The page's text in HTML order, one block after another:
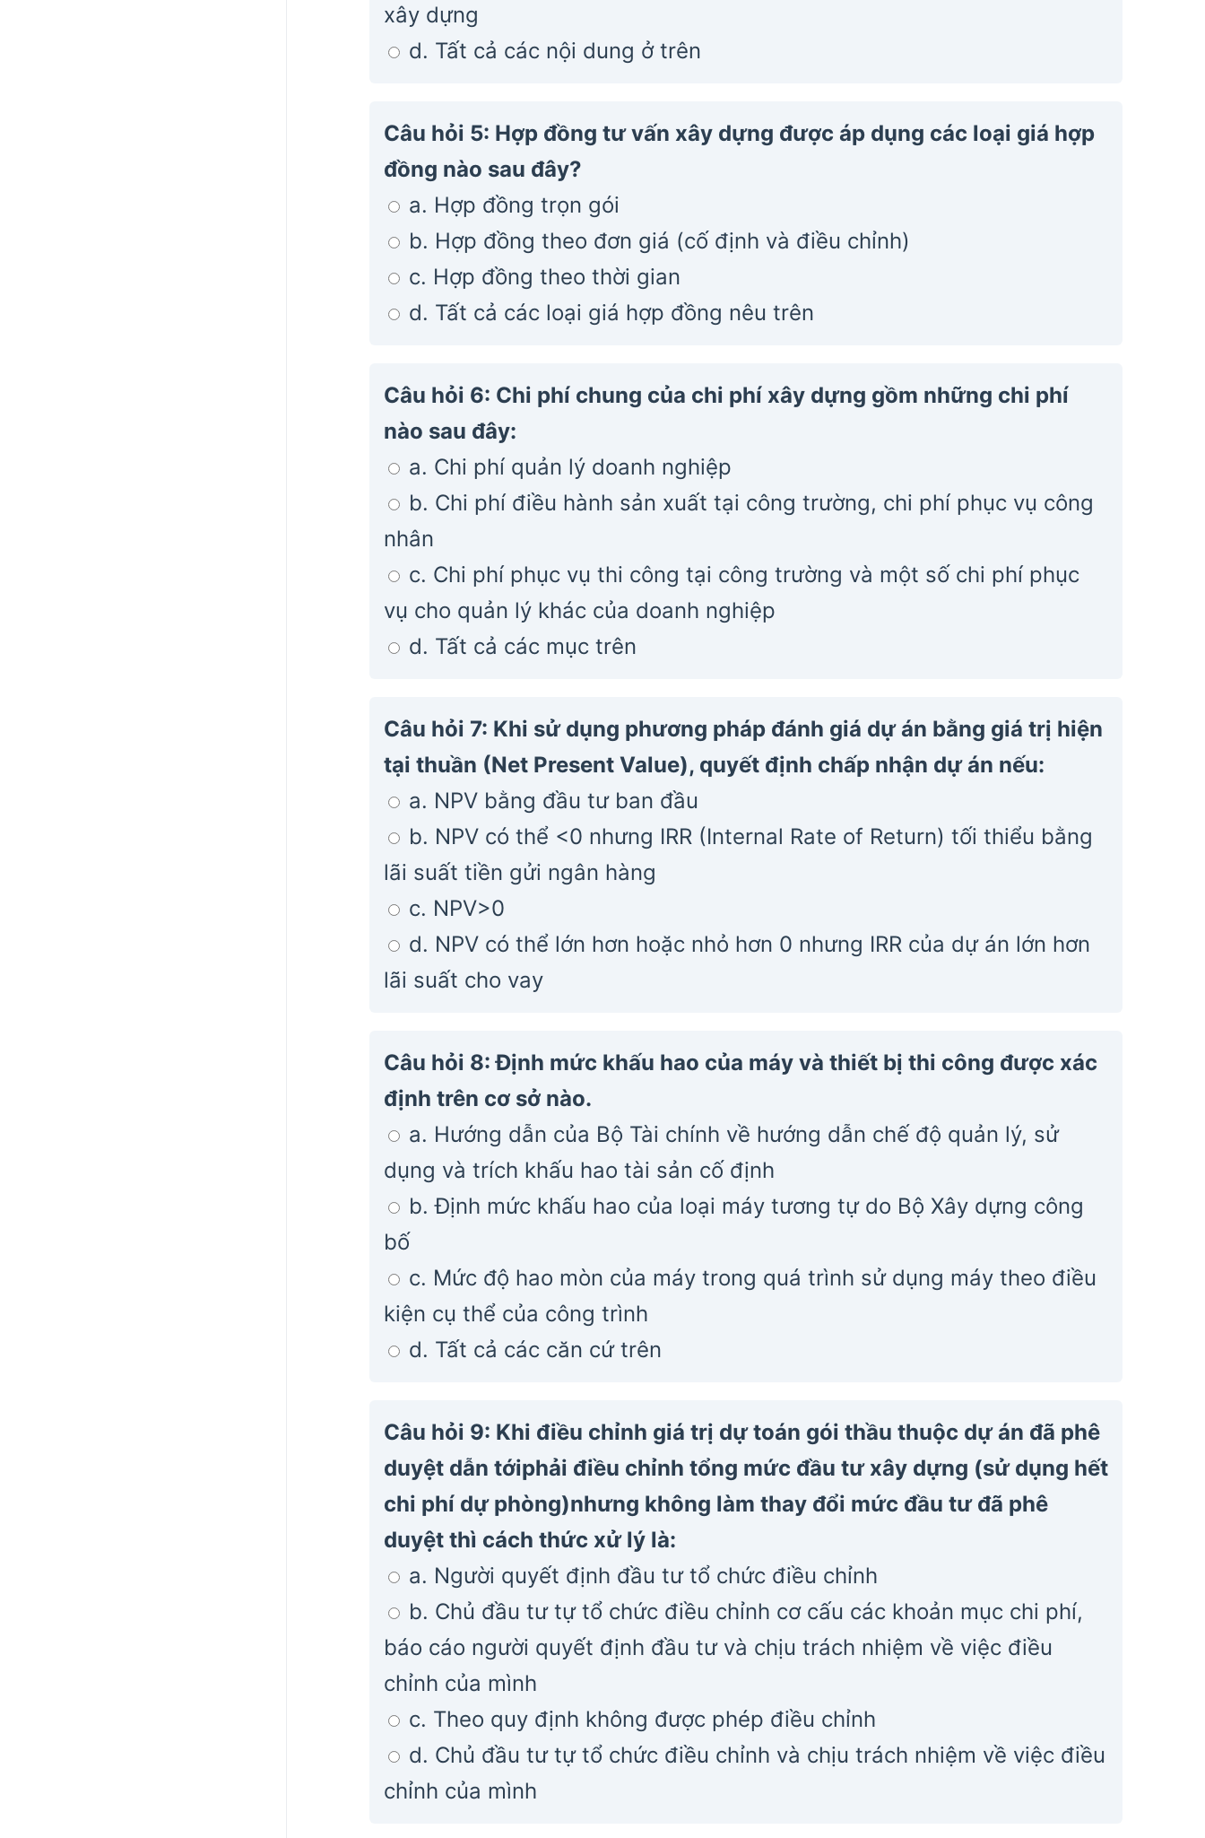
xây dựng
d. Tất cả các nội dung ở trên
Câu hỏi 5: Hợp đồng tư vấn xây dựng được áp dụng các loại giá hợp
đồng nào sau đây?
a. Hợp đồng trọn gói
b. Hợp đồng theo đơn giá (cố định và điều chỉnh)
c. Hợp đồng theo thời gian
d. Tất cả các loại giá hợp đồng nêu trên
Câu hỏi 6: Chi phí chung của chi phí xây dựng gồm những chi phí
nào sau đây:
a. Chi phí quản lý doanh nghiệp
b. Chi phí điều hành sản xuất tại công trường, chi phí phục vụ công
nhân
c. Chi phí phục vụ thi công tại công trường và một số chi phí phục
vụ cho quản lý khác của doanh nghiệp
d. Tất cả các mục trên
Câu hỏi 7: Khi sử dụng phương pháp đánh giá dự án bằng giá trị hiện
tại thuần (Net Present Value), quyết định chấp nhận dự án nếu:
a. NPV bằng đầu tư ban đầu
b. NPV có thể <0 nhưng IRR (Internal Rate of Return) tối thiểu bằng
lãi suất tiền gửi ngân hàng
c. NPV>0
d. NPV có thể lớn hơn hoặc nhỏ hơn 0 nhưng IRR của dự án lớn hơn
lãi suất cho vay
Câu hỏi 8: Định mức khấu hao của máy và thiết bị thi công được xác
định trên cơ sở nào.
a. Hướng dẫn của Bộ Tài chính về hướng dẫn chế độ quản lý, sử
dụng và trích khấu hao tài sản cố định
b. Định mức khấu hao của loại máy tương tự do Bộ Xây dựng công
bố
c. Mức độ hao mòn của máy trong quá trình sử dụng máy theo điều
kiện cụ thể của công trình
d. Tất cả các căn cứ trên
Câu hỏi 9: Khi điều chỉnh giá trị dự toán gói thầu thuộc dự án đã phê
duyệt dẫn tớiphải điều chỉnh tổng mức đầu tư xây dựng (sử dụng hết
chi phí dự phòng)nhưng không làm thay đổi mức đầu tư đã phê
duyệt thì cách thức xử lý là:
a. Người quyết định đầu tư tổ chức điều chỉnh
b. Chủ đầu tư tự tổ chức điều chỉnh cơ cấu các khoản mục chi phí,
báo cáo người quyết định đầu tư và chịu trách nhiệm về việc điều
chỉnh của mình
c. Theo quy định không được phép điều chỉnh
d. Chủ đầu tư tự tổ chức điều chỉnh và chịu trách nhiệm về việc điều
chỉnh của mình